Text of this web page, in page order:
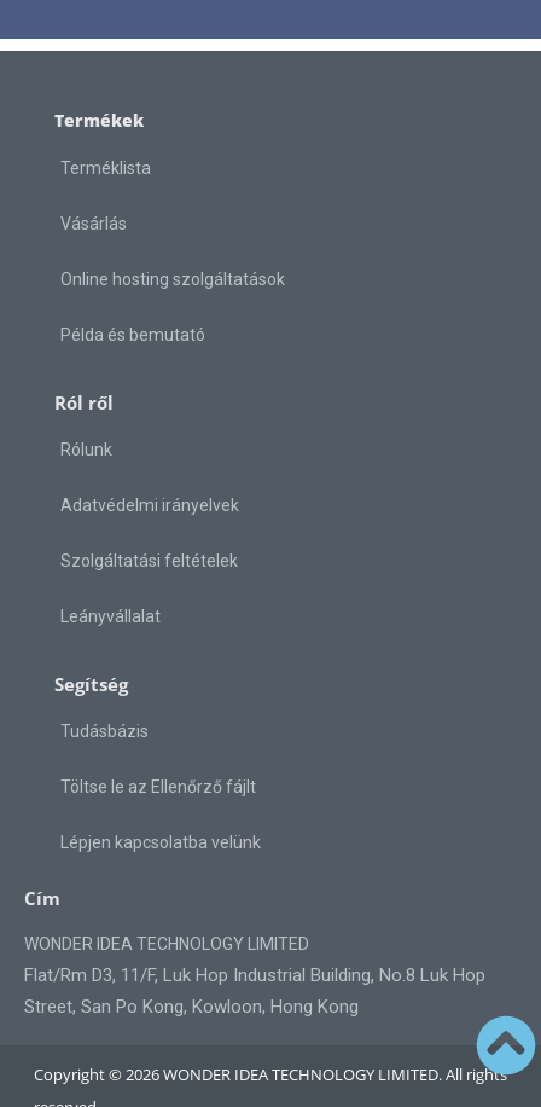
Termékek
Terméklista
Vásárlás
Online hosting szolgáltatások
Példa és bemutató
Ról ről
Rólunk
Adatvédelmi irányelvek
Szolgáltatási feltételek
Leányvállalat
Segítség
Tudásbázis
Töltse le az Ellenőrző fájlt
Lépjen kapcsolatba velünk
Cím
WONDER IDEA TECHNOLOGY LIMITED
Flat/Rm D3, 11/F, Luk Hop Industrial Building, No.8 Luk Hop
Street, San Po Kong, Kowloon, Hong Kong
Copyright © 2026 WONDER IDEA TECHNOLOGY LIMITED. All rights